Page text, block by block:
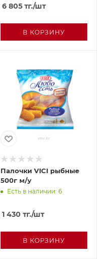
6 805 тг./шт
В КОРЗИНУ
Палочки VICI рыбные
500г м/у
Есть в наличии: 6
1 430 тг./шт
В КОРЗИНУ